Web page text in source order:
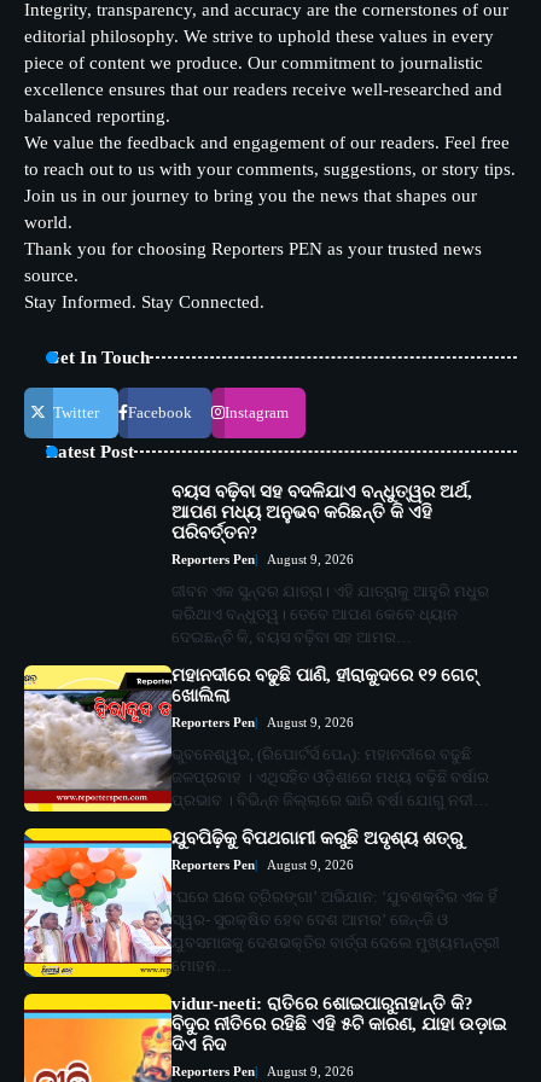
Integrity, transparency, and accuracy are the cornerstones of our
editorial philosophy. We strive to uphold these values in every
piece of content we produce. Our commitment to journalistic
excellence ensures that our readers receive well-researched and
balanced reporting.
We value the feedback and engagement of our readers. Feel free
to reach out to us with your comments, suggestions, or story tips.
Join us in our journey to bring you the news that shapes our
world.
Thank you for choosing Reporters PEN as your trusted news
source.
Stay Informed. Stay Connected.
Get In Touch
Twitter Facebook Instagram
Latest Post
ବୟସ ବଢ଼ିବା ସହ ବଦଳିଯାଏ ବନ୍ଧୁତ୍ୱର ଅର୍ଥ,
ଆପଣ ମଧ୍ୟ ଅନୁଭବ କରିଛନ୍ତି କି ଏହି
ପରିବର୍ତ୍ତନ?
Reporters Pen August 9, 2026
ଜୀବନ ଏକ ସୁନ୍ଦର ଯାତ୍ରା। ଏହି ଯାତ୍ରାକୁ ଆହୁରି ମଧୁର
କରିଥାଏ ବନ୍ଧୁତ୍ୱ। ତେବେ ଆପଣ କେବେ ଧ୍ୟାନ
ଦେଇଛନ୍ତି କି, ବୟସ ବଢ଼ିବା ସହ ଆମର…
ମହାନଦୀରେ ବଢୁଛି ପାଣି, ହୀରାକୁଦରେ ୧୨ ଗେଟ୍
ଖୋଲିଲା
Reporters Pen August 9, 2026
ଭୁବନେଶ୍ୱର, (ରିପୋର୍ଟର୍ସ ପେନ୍‌): ମହାନଦୀରେ ବଢୁଛି
ଜଳପ୍ରବାହ । ଏଥିସହିତ ଓଡ଼ିଶାରେ ମଧ୍ୟ ବଢ଼ିଛି ବର୍ଷାର
ପ୍ରଭାବ । ବିଭିନ୍ନ ଜିଲ୍ଲାରେ ଭାରି ବର୍ଷା ଯୋଗୁ ନଦୀ…
ଯୁବପିଢ଼ିକୁ ବିପଥଗାମୀ କରୁଛି ଅଦୃଶ୍ୟ ଶତ୍ରୁ
Reporters Pen August 9, 2026
‘ଘରେ ଘରେ ତ୍ରିରଙ୍ଗା’ ଅଭିଯାନ: ‘ଯୁବଶକ୍ତିର ଏକ ହିଁ
ସ୍ୱର- ସୁରକ୍ଷିତ ହେବ ଦେଶ ଆମର’ ଜେନ୍‌-ଜି ଓ
ଯୁବସମାଜକୁ ଦେଶଭକ୍ତିର ବାର୍ତ୍ତା ଦେଲେ ମୁଖ୍ୟମନ୍ତ୍ରୀ
ମୋହନ…
vidur-neeti: ରାତିରେ ଶୋଇପାରୁନାହାନ୍ତି କି?
ବିଦୁର ନୀତିରେ ରହିଛି ଏହି ୫ଟି କାରଣ, ଯାହା ଉଡ଼ାଇ
ଦିଏ ନିଦ
Reporters Pen August 9, 2026